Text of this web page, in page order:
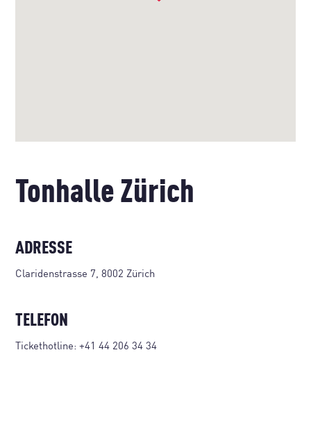
Tonhalle Zürich
ADRESSE
Claridenstrasse 7, 8002 Zürich
TELEFON
Tickethotline: +41 44 206 34 34